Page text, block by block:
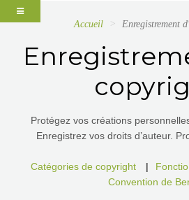
Accueil Enregistrement
Protégez vos créations
Enregistrez vos droits d’auteur.
Catégories de copyright |
Convention de